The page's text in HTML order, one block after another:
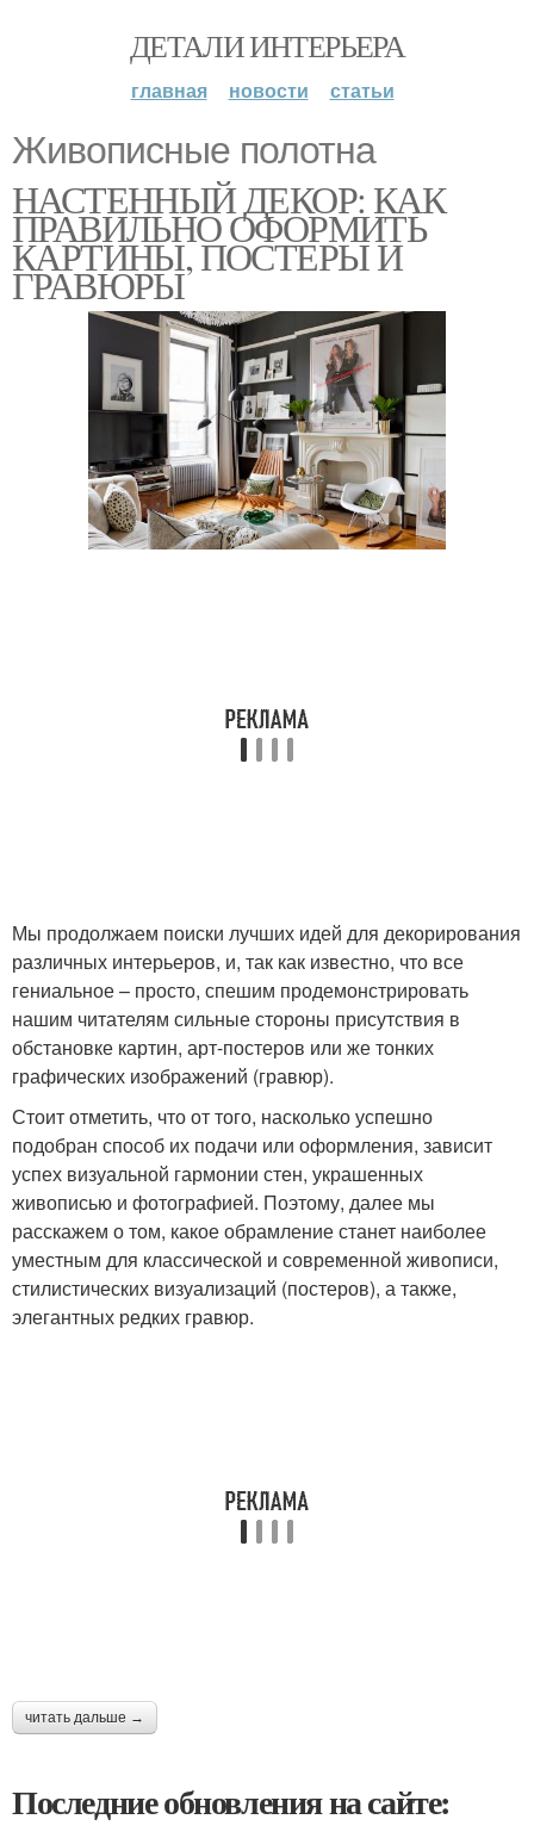
ДЕТАЛИ ИНТЕРЬЕРА
главная новости статьи
Живописные полотна
НАСТЕННЫЙ ДЕКОР: КАК
ПРАВИЛЬНО ОФОРМИТЬ
КАРТИНЫ, ПОСТЕРЫ И
ГРАВЮРЫ
Мы продолжаем поиски лучших идей для декорирования
различных интерьеров, и, так как известно, что все
гениальное – просто, спешим продемонстрировать
нашим читателям сильные стороны присутствия в
обстановке картин, арт-постеров или же тонких
графических изображений (гравюр).
Стоит отметить, что от того, насколько успешно
подобран способ их подачи или оформления, зависит
успех визуальной гармонии стен, украшенных
живописью и фотографией. Поэтому, далее мы
расскажем о том, какое обрамление станет наиболее
уместным для классической и современной живописи,
стилистических визуализаций (постеров), а также,
элегантных редких гравюр.
читать дальше →
Последние обновления на сайте: